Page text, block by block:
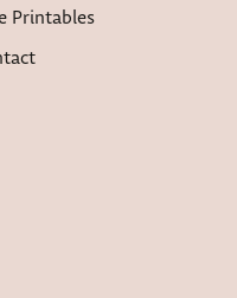
Printables